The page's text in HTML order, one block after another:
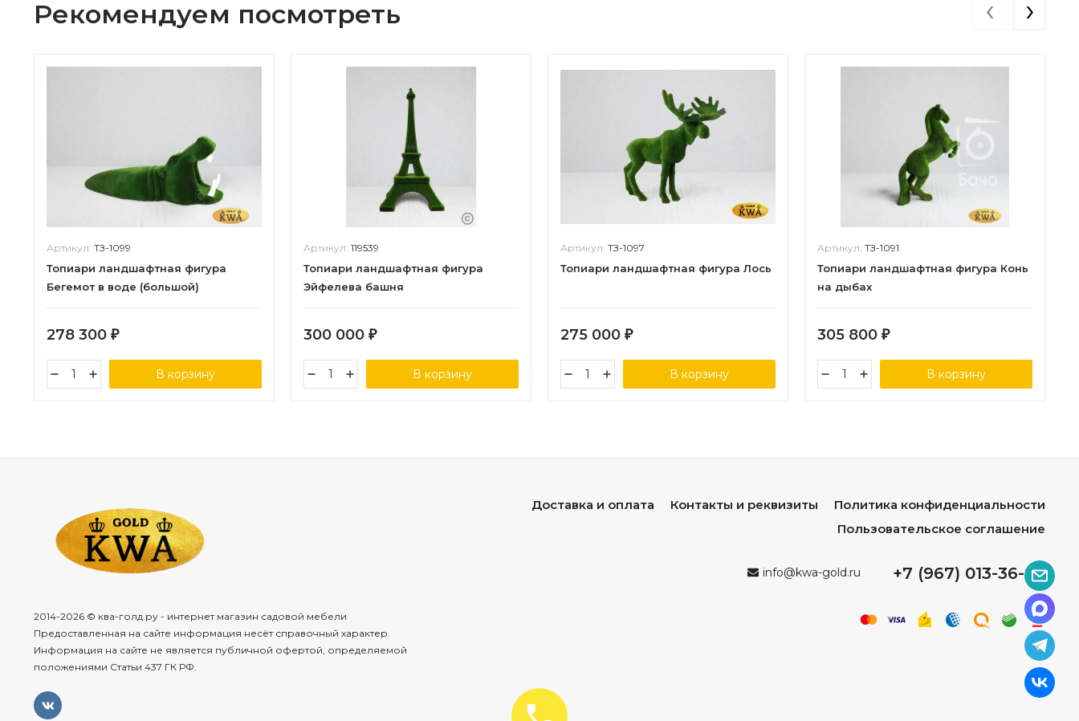
Рекомендуем посмотреть
Артикул: ТЗ-1099
Топиари ландшафтная фигура
Бегемот в воде (большой)
278 300 ₽
В корзину
Артикул: 119539
Топиари ландшафтная фигура
Эйфелева башня
300 000 ₽
В корзину
Артикул: ТЗ-1097
Топиари ландшафтная фигура Лось
275 000 ₽
В корзину
Артикул: ТЗ-1091
Топиари ландшафтная фигура Конь
на дыбах
305 800 ₽
В корзину
‹ ›
2014-2026 © ква-голд.ру - интернет магазин садовой мебели
Предоставленная на сайте информация несёт справочный характер.
Информация на сайте не является публичной офертой, определяемой
положениями Статьи 437 ГК РФ.
Доставка и оплата Контакты и реквизиты
Политика конфиденциальности
Пользовательское соглашение
info@kwa-gold.ru +7 (967) 013-36-96